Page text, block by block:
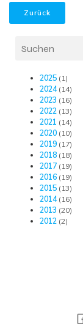
Zurück
2025 (1)
2024(14)
2023 (16)
2022 (13)
2021 (14)
2020 (10)
2019 (17)
2018 (18)
2017 (19)
2016 (19)
2015 (13)
2014(16)
2013 (20)
2012 (2)